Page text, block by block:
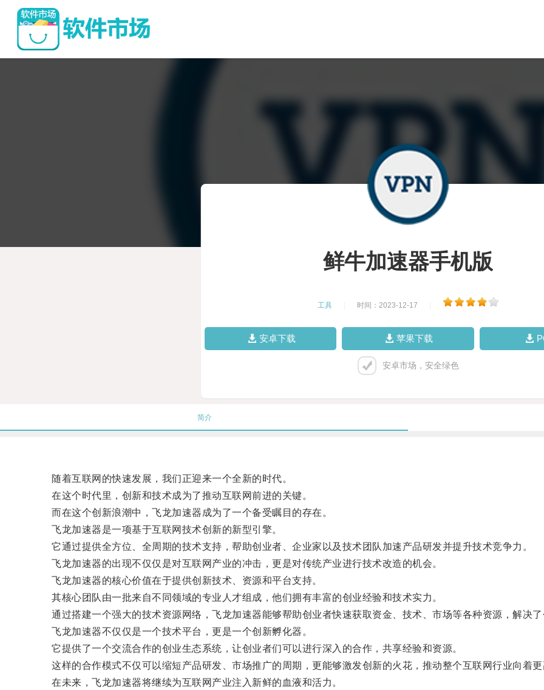
鲜牛加速器手机版
工具 时间：2023-12-17
安卓下载 苹果下载
安卓市场，安全绿色
简介
随着互联网的快速发展，我们正迎来一个全新的时代。
在这个时代里，创新和技术成为了推动互联网前进的关键。
而在这个创新浪潮中，飞龙加速器成为了一个备受瞩目的存在。
飞龙加速器是一项基于互联网技术创新的新型引擎。
它通过提供全方位、全周期的技术支持，帮助创业者、企业家以及技术团队加速产品研发并提升技术竞争力。
飞龙加速器的出现不仅仅是对互联网产业的冲击，更是对传统产业进行技术改造的机会。
飞龙加速器的核心价值在于提供创新技术、资源和平台支持。
其核心团队由一批来自不同领域的专业人才组成，他们拥有丰富的创业经验和技术实力。
通过搭建一个强大的技术资源网络，飞龙加速器能够帮助创业者快速获取资金、技术、市场等各种资源，解决了
飞龙加速器不仅仅是一个技术平台，更是一个创新孵化器。
它提供了一个交流合作的创业生态系统，让创业者们可以进行深入的合作，共享经验和资源。
这样的合作模式不仅可以缩短产品研发、市场推广的周期，更能够激发创新的火花，推动整个互联网行业向着更
在未来，飞龙加速器将继续为互联网产业注入新鲜的血液和活力。